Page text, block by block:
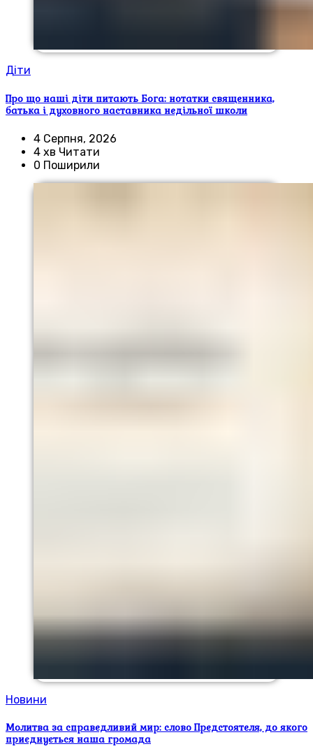
Діти
Про що наші діти питають Бога: нотатки священника,
батька і духовного наставника недільної школи
4 Серпня, 2026
4 хв Читати
0 Поширили
Новини
Молитва за справедливий мир: слово Предстоятеля, до якого
приєднується наша громада